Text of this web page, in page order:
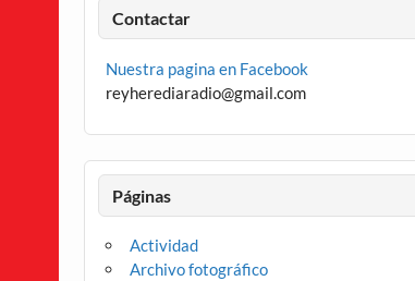
Contactar
Nuestra pagina en Facebook
reyherediaradio@gmail.com
Páginas
Actividad
Archivo fotográfico